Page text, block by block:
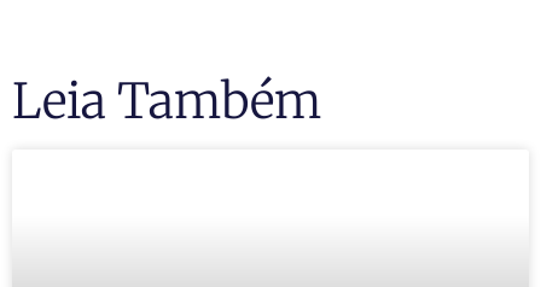
Leia Também